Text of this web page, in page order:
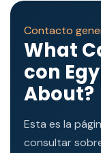
Contacto
What
con
About?
Esta es la
consultar